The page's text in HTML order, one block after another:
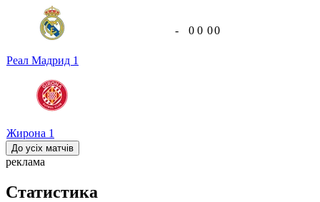
Реал Мадрид 1
Жирона 1
- 0 0 00
До усіх матчів
реклама
Статистика